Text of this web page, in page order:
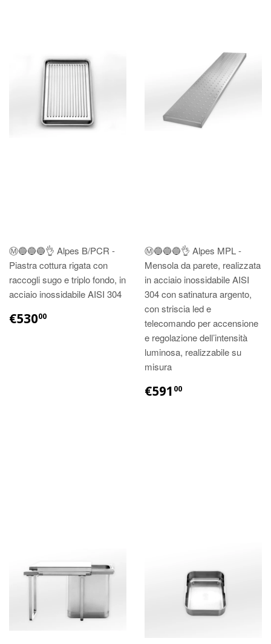
Ⓜ️🔵🔵🔵👌 Alpes B/PCR -
Piastra cottura rigata con
raccogli sugo e triplo fondo, in
acciaio inossidabile AISI 304
€53000
Ⓜ️🔵🔵🔵👌 Alpes MPL -
Mensola da parete, realizzata
in acciaio inossidabile AISI
304 con satinatura argento,
con striscia led e
telecomando per accensione
e regolazione dell’intensità
luminosa, realizzabile su
misura
€591 00